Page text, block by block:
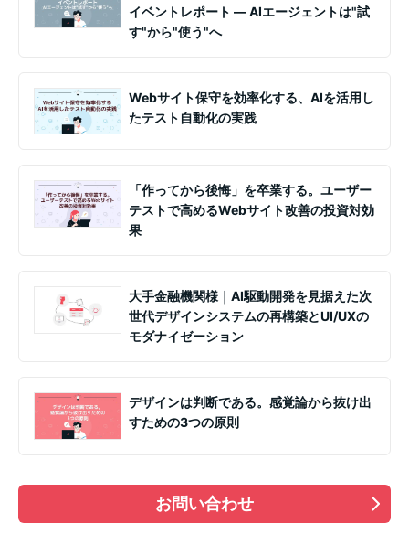
イベントレポート ― AIエージェントは"試
す"から"使う"へ
Webサイト保守を効率化する、AIを活用し
たテスト自動化の実践
「作ってから後悔」を卒業する。ユーザー
テストで高めるWebサイト改善の投資対効
果
大手金融機関様｜AI駆動開発を見据えた次
世代デザインシステムの再構築とUI/UXの
モダナイゼーション
デザインは判断である。感覚論から抜け出
すための3つの原則
お問い合わせ